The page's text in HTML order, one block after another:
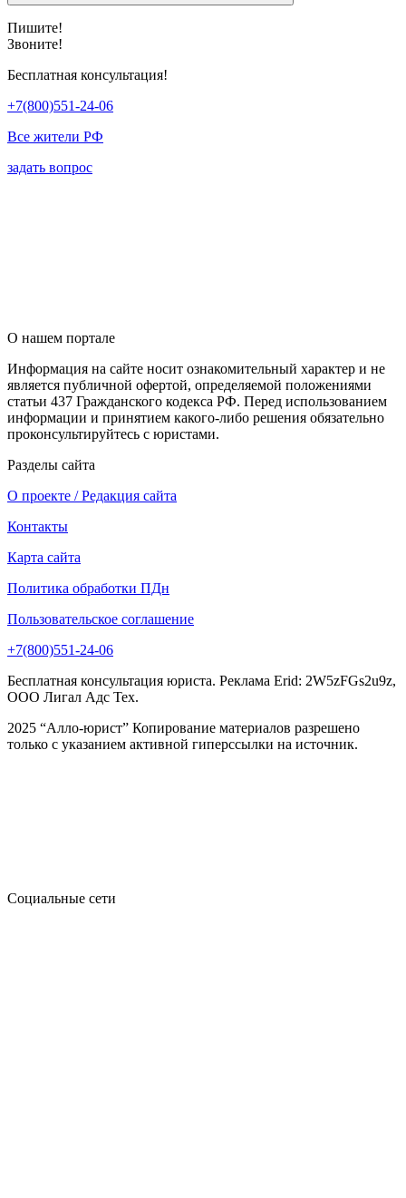
Пишите!
Звоните!
Бесплатная консультация!
+7(800)551-24-06
Все жители РФ
задать вопрос
О нашем портале
Информация на сайте носит ознакомительный характер и не
является публичной офертой, определяемой положениями
статьи 437 Гражданского кодекса РФ. Перед использованием
информации и принятием какого-либо решения обязательно
проконсультируйтесь с юристами.
Разделы сайта
О проекте / Редакция сайта
Контакты
Карта сайта
Политика обработки ПДн
Пользовательское соглашение
+7(800)551-24-06
Бесплатная консультация юриста. Реклама Erid: 2W5zFGs2u9z,
ООО Лигал Адс Тех.
2025 “Алло-юрист” Копирование материалов разрешено
только с указанием активной гиперссылки на источник.
Социальные сети